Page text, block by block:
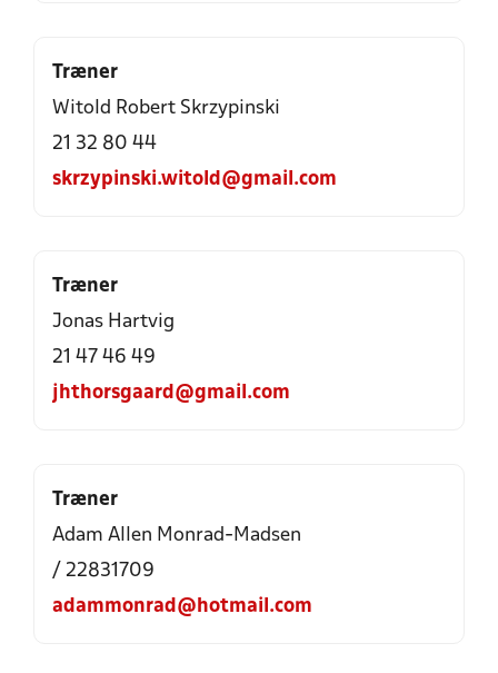
Træner
Witold Robert Skrzypinski
21 32 80 44
skrzypinski.witold@gmail.com
Træner
Jonas Hartvig
21 47 46 49
jhthorsgaard@gmail.com
Træner
Adam Allen Monrad-Madsen
/ 22831709
adammonrad@hotmail.com